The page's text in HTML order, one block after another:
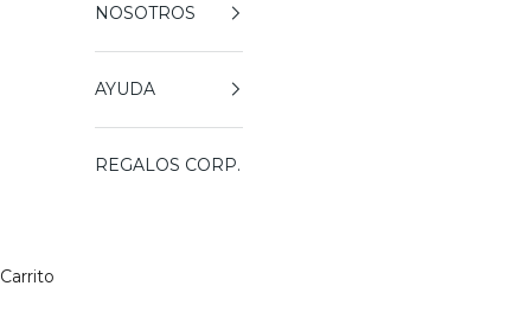
NOSOTROS
AYUDA
REGALOS CORP.
Carrito